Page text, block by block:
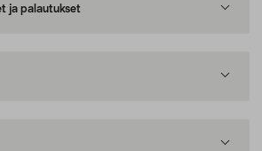
ja palautukset